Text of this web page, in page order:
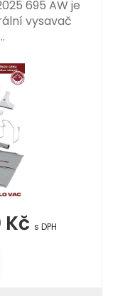
695 AW je
vysavač
Kč s DPH